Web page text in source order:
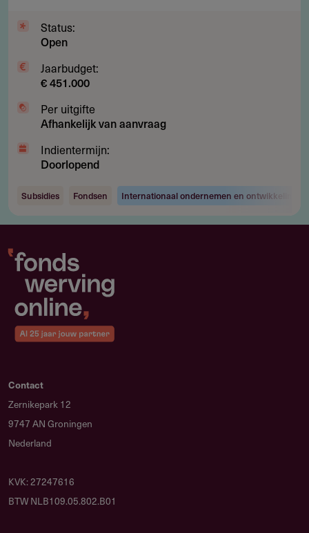
Status:
Open
Jaarbudget:
€ 451.000
Per uitgifte
Afhankelijk van aanvraag
Indientermijn:
Doorlopend
Subsidies Fondsen Internationaal ondernemen en
Contact
Zernikepark 12
9747 AN Groningen
Nederland
KVK: 27247616
BTW NLB109.05.802.B01